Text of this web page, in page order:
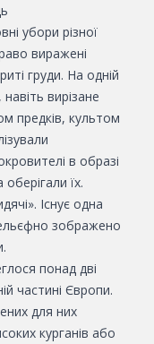
убори різної
виражені
груди. На одній
вирізане
предків, культом
в образі
їх.
Існує одна
зображено
понад дві
частині Європи.
для них
курганів або